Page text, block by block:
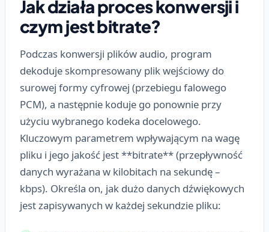
Jak działa proces konwersji i
czym jest bitrate?
Podczas konwersji plików audio, program
dekoduje skompresowany plik wejściowy do
surowej formy cyfrowej (przebiegu falowego
PCM), a następnie koduje go ponownie przy
użyciu wybranego kodeka docelowego.
Kluczowym parametrem wpływającym na wagę
pliku i jego jakość jest **bitrate** (przepływność
danych wyrażana w kilobitach na sekundę –
kbps). Określa on, jak dużo danych dźwiękowych
jest zapisywanych w każdej sekundzie pliku: